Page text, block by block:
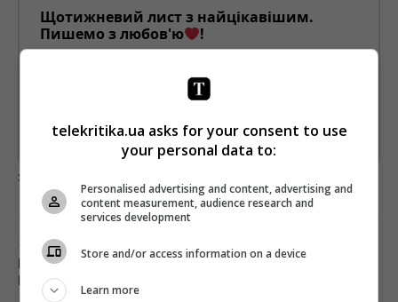
Щотижневий лист з найцікавішим.
Пишемо з любов'ю
!
загрузка...
Предыдущий пост
FACEBOOK БУДЕТ БЛОКИРОВАТЬ ПРОЯВЛЕНИЯ
НАЦИОНАЛИЗМА И СЕПАРАТИЗМА
telekritika.ua asks for your consent to use
your personal data to:
Personalised advertising and content, advertising and
content measurement, audience research and
services development
Store and/or access information on a device
Learn more